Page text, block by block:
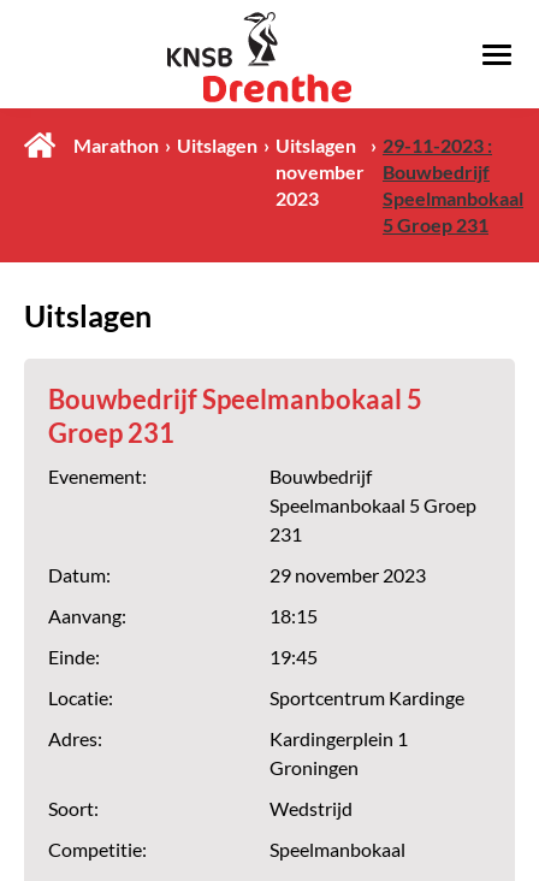
Marathon Uitslagen
Uitslagen
november
2023
29-11-2023 :
Bouwbedrijf
Speelmanbokaal
5 Groep 231
Uitslagen
Bouwbedrijf Speelmanbokaal 5
Groep 231
Evenement:
Bouwbedrijf
Speelmanbokaal 5 Groep
231
Datum:
29 november 2023
Aanvang:
18:15
Einde:
19:45
Locatie:
Sportcentrum Kardinge
Adres:
Kardingerplein 1
Groningen
Soort:
Wedstrijd
Competitie:
Speelmanbokaal